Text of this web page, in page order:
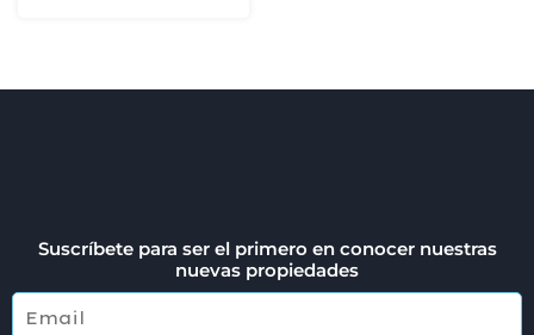
Suscríbete para ser el primero en conocer nuestras
nuevas propiedades